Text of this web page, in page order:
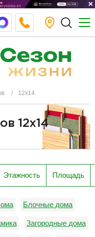
12х14
12x14
Этажность Площадь
Блочные дома
Загородные дома